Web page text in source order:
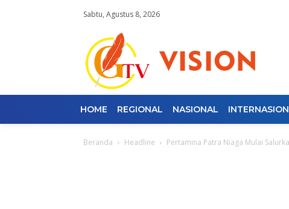
Sabtu, Agustus 8, 2026
HOME REGIONAL NASIONAL
Beranda Headline Pertamina Patra Niaga Mulai